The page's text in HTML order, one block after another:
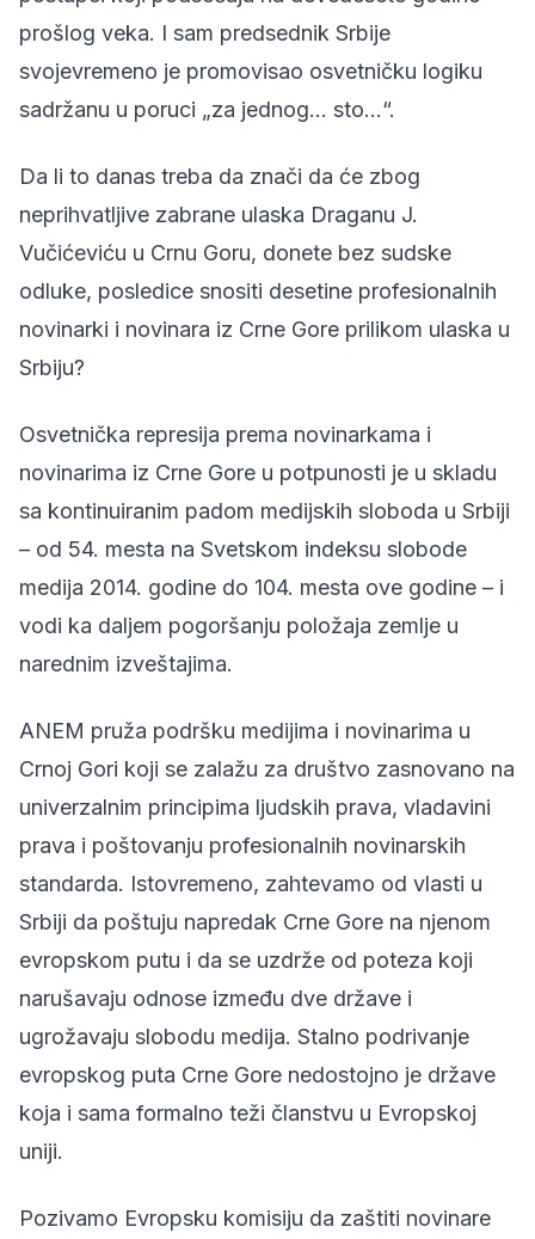
prošlog veka. I sam predsednik Srbije
svojevremeno je promovisao osvetničku logiku
sadržanu u poruci „za jednog... sto...“.
Da li to danas treba da znači da će zbog
neprihvatljive zabrane ulaska Draganu J.
Vučićeviću u Crnu Goru, donete bez sudske
odluke, posledice snositi desetine profesionalnih
novinarki i novinara iz Crne Gore prilikom ulaska u
Srbiju?
Osvetnička represija prema novinarkama i
novinarima iz Crne Gore u potpunosti je u skladu
sa kontinuiranim padom medijskih sloboda u Srbiji
– od 54. mesta na Svetskom indeksu slobode
medija 2014. godine do 104. mesta ove godine – i
vodi ka daljem pogoršanju položaja zemlje u
narednim izveštajima.
ANEM pruža podršku medijima i novinarima u
Crnoj Gori koji se zalažu za društvo zasnovano na
univerzalnim principima ljudskih prava, vladavini
prava i poštovanju profesionalnih novinarskih
standarda. Istovremeno, zahtevamo od vlasti u
Srbiji da poštuju napredak Crne Gore na njenom
evropskom putu i da se uzdrže od poteza koji
narušavaju odnose između dve države i
ugrožavaju slobodu medija. Stalno podrivanje
evropskog puta Crne Gore nedostojno je države
koja i sama formalno teži članstvu u Evropskoj
uniji.
Pozivamo Evropsku komisiju da zaštiti novinare